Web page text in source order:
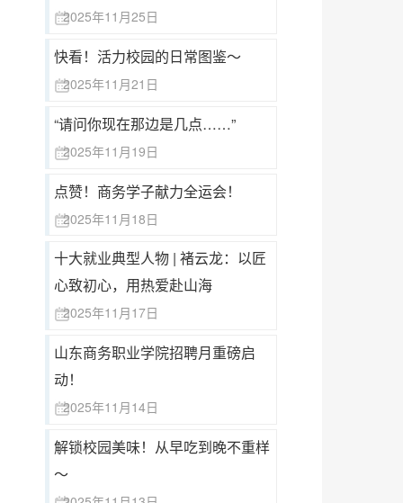
2025年11月25日
快看！活力校园的日常图鉴～
2025年11月21日
“请问你现在那边是几点……”
2025年11月19日
点赞！商务学子献力全运会！
2025年11月18日
十大就业典型人物 | 褚云龙：以匠
心致初心，用热爱赴山海
2025年11月17日
山东商务职业学院招聘月重磅启
动！
2025年11月14日
解锁校园美味！从早吃到晚不重样
～